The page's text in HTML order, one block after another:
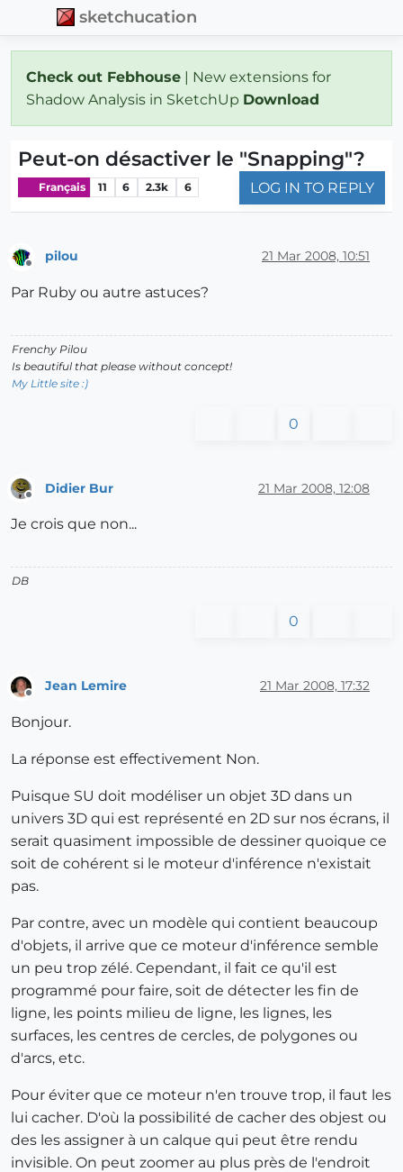
sketchucation
Check out Febhouse | New extensions for
Shadow Analysis in SketchUp Download
Peut-on désactiver le "Snapping"?
Français 11 6 2.3k 6 LOG IN TO REPLY
pilou 21 Mar 2008, 10:51
Par Ruby ou autre astuces?
Frenchy Pilou
Is beautiful that please without concept!
My Little site :)
0
Didier Bur 21 Mar 2008, 12:08
Je crois que non...
DB
0
Offline
Jean Lemire 21 Mar 2008, 17:32
Bonjour.
La réponse est effectivement Non.
Puisque SU doit modéliser un objet 3D dans un
univers 3D qui est représenté en 2D sur nos écrans, il
serait quasiment impossible de dessiner quoique ce
soit de cohérent si le moteur d'inférence n'existait
pas.
Par contre, avec un modèle qui contient beaucoup
d'objets, il arrive que ce moteur d'inférence semble
un peu trop zélé. Cependant, il fait ce qu'il est
programmé pour faire, soit de détecter les fin de
ligne, les points milieu de ligne, les lignes, les
surfaces, les centres de cercles, de polygones ou
d'arcs, etc.
Pour éviter que ce moteur n'en trouve trop, il faut les
lui cacher. D'où la possibilité de cacher des objest ou
des les assigner à un calque qui peut être rendu
invisible. On peut zoomer au plus près de l'endroit